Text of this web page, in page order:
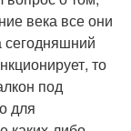
века все они
сегодняшний
то
под
для